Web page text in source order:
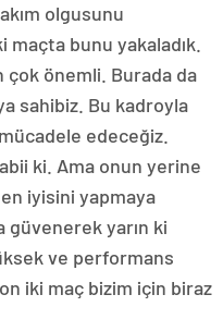
olgusunu
bunu yakaladık.
çok önemli. Burada da
sahibiz. Bu kadroyla
edeceğiz.
ki. Ama onun yerine
iyisini yapmaya
güvenerek yarın ki
ve performans
iki maç bizim için biraz